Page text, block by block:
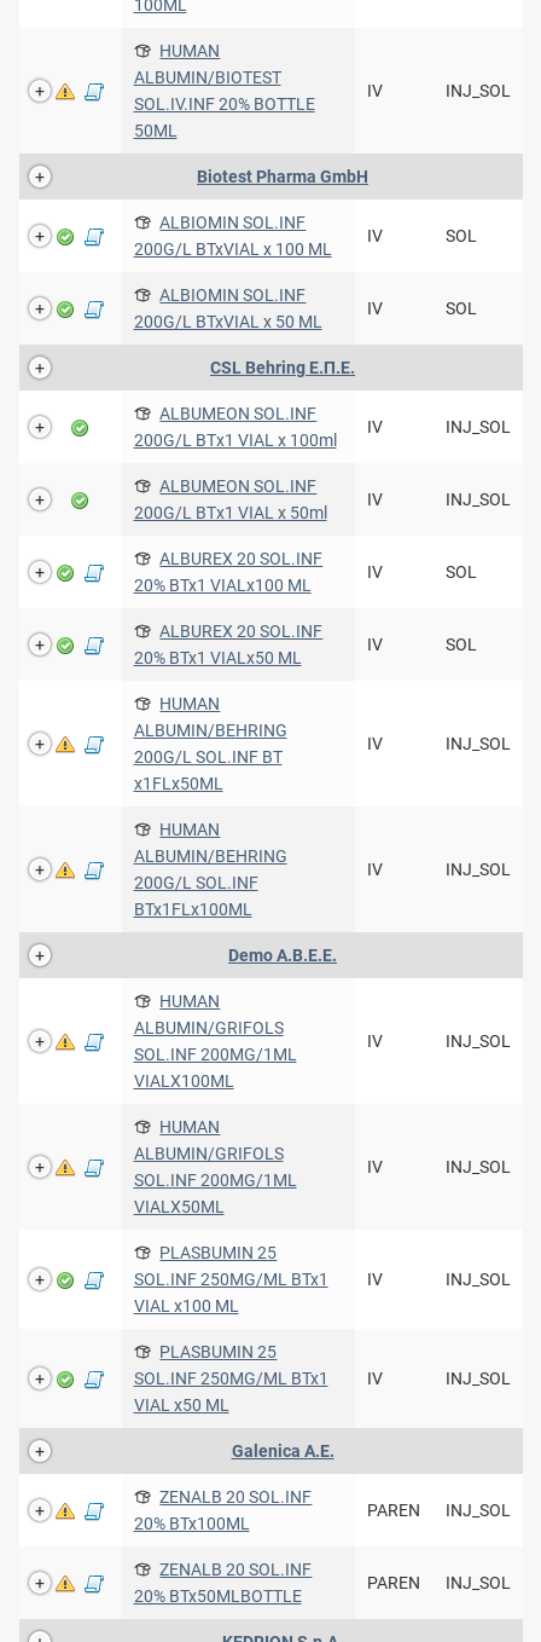
100ML
HUMAN
ALBUMIN/BIOTEST
SOL.IV.INF 20% BOTTLE
50ML
IV INJ_SOL
Biotest Pharma GmbH
ALBIOMIN SOL.INF
200G/L BTxVIAL x 100 ML
IV SOL
ALBIOMIN SOL.INF
200G/L BTxVIAL x 50 ML
IV SOL
CSL Behring Ε.Π.Ε.
ALBUMEON SOL.INF
200G/L ΒΤx1 VIAL x 100ml
IV INJ_SOL
ALBUMEON SOL.INF
200G/L ΒΤx1 VIAL x 50ml
IV INJ_SOL
ALBUREX 20 SOL.INF
20% BTx1 VIALx100 ML
IV SOL
ALBUREX 20 SOL.INF
20% BTx1 VIALx50 ML
IV SOL
HUMAN
ALBUMIN/BEHRING
200G/L SOL.INF BT
x1FLx50ML
IV INJ_SOL
HUMAN
ALBUMIN/BEHRING
200G/L SOL.INF
BTx1FLx100ML
IV INJ_SOL
Demo Α.Β.Ε.Ε.
HUMAN
ALBUMIN/GRIFOLS
SOL.INF 200MG/1ML
VIALX100ML
IV INJ_SOL
HUMAN
ALBUMIN/GRIFOLS
SOL.INF 200MG/1ML
VIALX50ML
IV INJ_SOL
PLASBUMIN 25
SOL.INF 250MG/ML BTx1
VIAL x100 ML
IV INJ_SOL
PLASBUMIN 25
SOL.INF 250MG/ML BTx1
VIAL x50 ML
IV INJ_SOL
Galenica A.Ε.
ZENALB 20 SOL.INF
20% BTx100ML
PAREN INJ_SOL
ZENALB 20 SOL.INF
20% BTx50MLBOTTLE
PAREN INJ_SOL